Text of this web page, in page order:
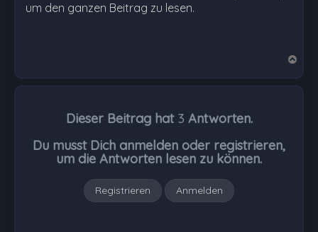
um den ganzen Beitrag zu lesen.
Dieser Beitrag hat 3 Antworten.
Du musst Dich anmelden oder registrieren,
um die Antworten lesen zu können.
Registrieren Anmelden